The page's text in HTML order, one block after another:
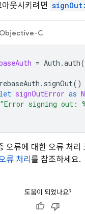
웃시키려면 signOut:
Objective-C
= Auth .auth
. signOut()
let signOutError as
"Error signing out:
오류에 대한 오류 처리
류 처리 를 참조하세요.
도움이 되었나요?